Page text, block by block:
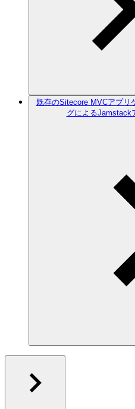
既存のSitecore MVCアプリ
グによるJamstack